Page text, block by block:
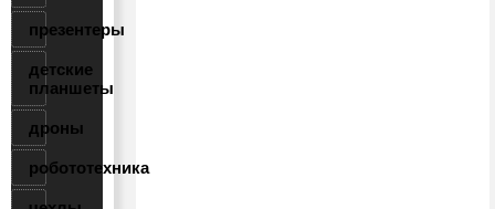
презентеры
детские
планшеты
дроны
робототехника